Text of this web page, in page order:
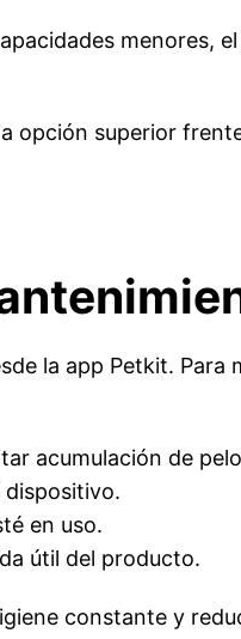
menores,
opción superior
la app Petkit. Para
acumulación de
dispositivo.
en uso.
útil del producto.
constante y